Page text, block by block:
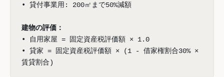
• 貸付事業用: 200㎡まで50%減額
建物の評価：
• 自用家屋 = 固定資産税評価額 × 1.0
• 貸家 = 固定資産税評価額 × (1 - 借家権割合30% ×
賃貸割合)